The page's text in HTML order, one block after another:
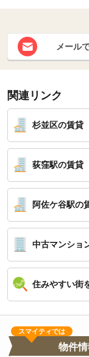
メール
関連リンク
杉並区の賃貸
荻窪駅の賃貸
阿佐ケ谷駅の
中古マンショ
住みやすい街
スマイティでは
物件